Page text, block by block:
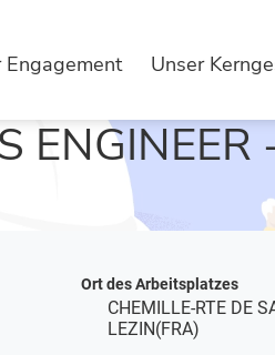
Engagement Unser
JOBBESCHREIBUNG
ENGINEER
Ort des Arbeitsplatzes
CHEMILLE-RTE DE
LEZIN(FRA)